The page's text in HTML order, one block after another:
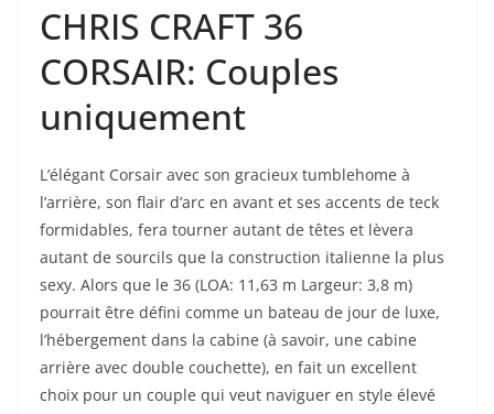
CHRIS CRAFT 36
CORSAIR: Couples
uniquement
L’élégant Corsair avec son gracieux tumblehome à
l’arrière, son flair d’arc en avant et ses accents de teck
formidables, fera tourner autant de têtes et lèvera
autant de sourcils que la construction italienne la plus
sexy. Alors que le 36 (LOA: 11,63 m Largeur: 3,8 m)
pourrait être défini comme un bateau de jour de luxe,
l’hébergement dans la cabine (à savoir, une cabine
arrière avec double couchette), en fait un excellent
choix pour un couple qui veut naviguer en style élevé